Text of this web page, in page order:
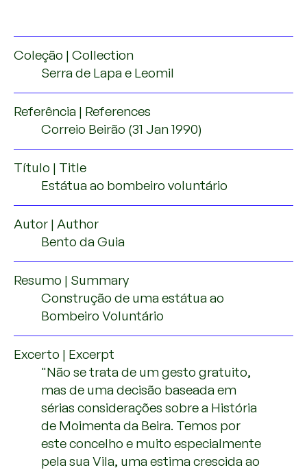
Coleção | Collection
Serra de Lapa e Leomil
Referência | References
Correio Beirão (31 Jan 1990)
Título | Title
Estátua ao bombeiro voluntário
Autor | Author
Bento da Guia
Resumo | Summary
Construção de uma estátua ao
Bombeiro Voluntário
Excerto | Excerpt
"Não se trata de um gesto gratuito,
mas de uma decisão baseada em
sérias considerações sobre a História
de Moimenta da Beira. Temos por
este concelho e muito especialmente
pela sua Vila, uma estima crescida ao